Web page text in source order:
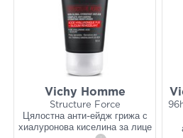
Vichy Homme
Structure Force
Цялостна анти-ейдж грижа с
хиалуронова киселина за лице